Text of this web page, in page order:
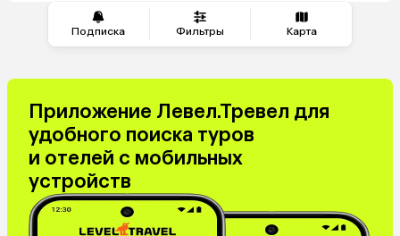
Подписка Фильтры Карта
Приложение Левел.Тревел для
удобного поиска туров
и отелей с мобильных
устройств